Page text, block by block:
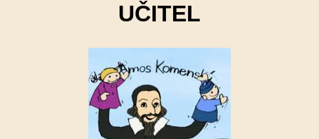
UČITEL